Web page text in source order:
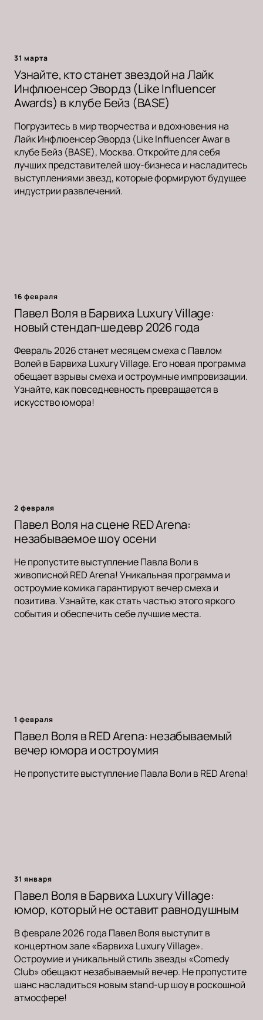
31 марта
Узнайте, кто станет звездой на Лайк
Инфлюенсер Эвордз (Like Influencer
Awards) в клубе Бейз (BASE)
Погрузитесь в мир творчества и вдохновения на
Лайк Инфлюенсер Эвордз (Like Influencer Awar в
клубе Бейз (BASE), Москва. Откройте для себя
лучших представителей шоу-бизнеса и насладитесь
выступлениями звезд, которые формируют будущее
индустрии развлечений.
16 февраля
Павел Воля в Барвиха Luxury Village:
новый стендап-шедевр 2026 года
Февраль 2026 станет месяцем смеха с Павлом
Волей в Барвиха Luxury Village. Его новая программа
обещает взрывы смеха и остроумные импровизации.
Узнайте, как повседневность превращается в
искусство юмора!
2 февраля
Павел Воля на сцене RED Arena:
незабываемое шоу осени
Не пропустите выступление Павла Воли в
живописной RED Arena! Уникальная программа и
остроумие комика гарантируют вечер смеха и
позитива. Узнайте, как стать частью этого яркого
события и обеспечить себе лучшие места.
1 февраля
Павел Воля в RED Arena: незабываемый
вечер юмора и остроумия
Не пропустите выступление Павла Воли в RED Arena!
31 января
Павел Воля в Барвиха Luxury Village:
юмор, который не оставит равнодушным
В феврале 2026 года Павел Воля выступит в
концертном зале «Барвиха Luxury Village».
Остроумие и уникальный стиль звезды «Comedy
Club» обещают незабываемый вечер. Не пропустите
шанс насладиться новым stand-up шоу в роскошной
атмосфере!